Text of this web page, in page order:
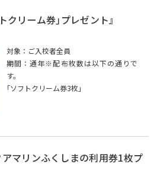
クリーム券｣プレゼント』
対象：ご入校者全員
期間：通年※配布枚数は以下の通りで
す。
｢ソフトクリーム券3枚｣
アマリンふくしまの利用券1枚プ